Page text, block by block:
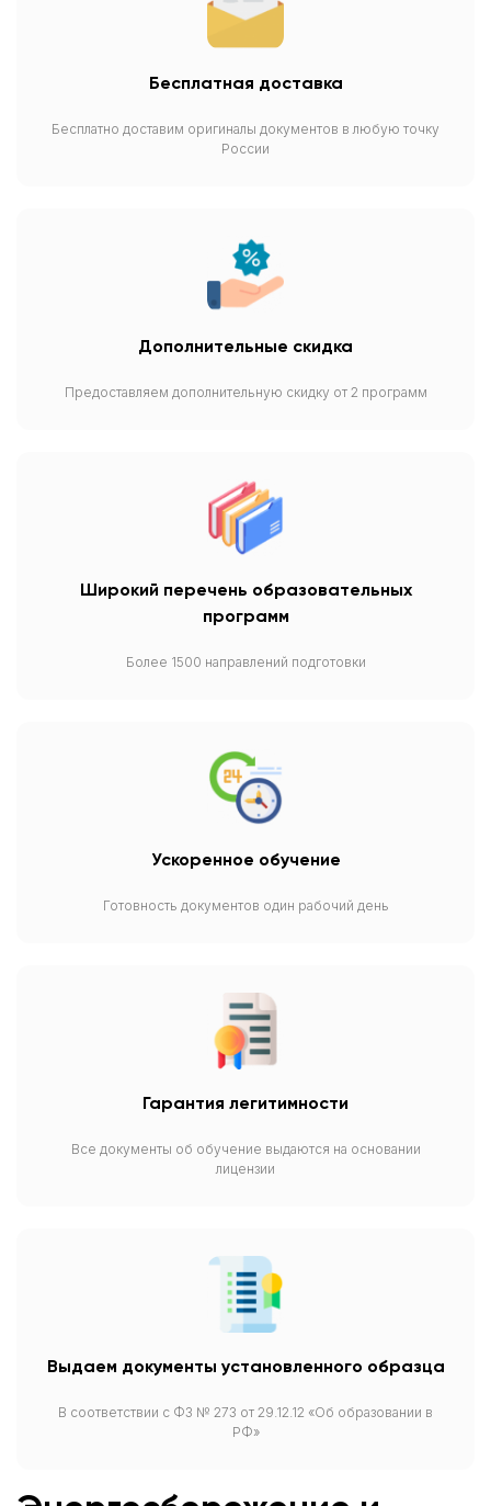
Бесплатная доставка
Бесплатно доставим оригиналы документов в любую точку
России
Дополнительные скидка
Предоставляем дополнительную скидку от 2 программ
Широкий перечень образовательных
программ
Более 1500 направлений подготовки
Ускоренное обучение
Готовность документов один рабочий день
Гарантия легитимности
Все документы об обучение выдаются на основании
лицензии
Выдаем документы установленного образца
В соответствии с ФЗ № 273 от 29.12.12 «Об образовании в
РФ»